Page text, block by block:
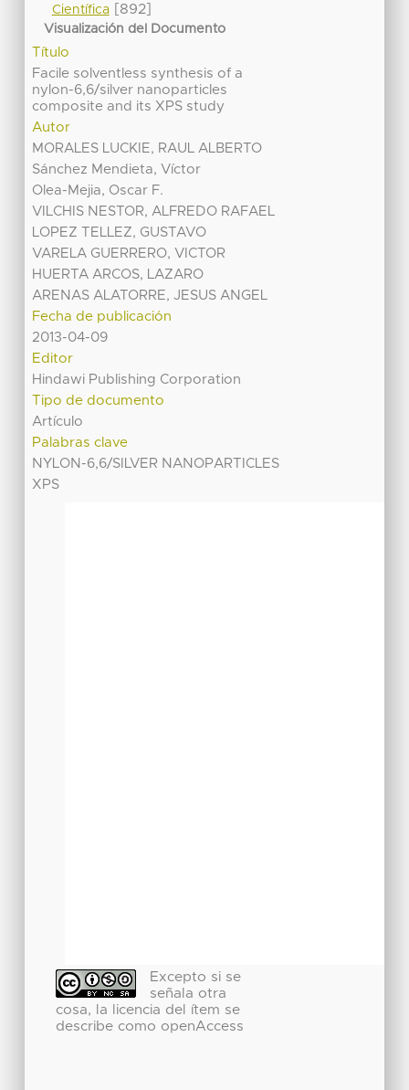
Científica[892]
Visualización del Documento
Título
Facile solventless synthesis of a
nylon-6,6/silver nanoparticles
composite and its XPS study
Autor
MORALES LUCKIE, RAUL ALBERTO
Sánchez Mendieta, Víctor
Olea-Mejia, Oscar F.
VILCHIS NESTOR, ALFREDO RAFAEL
LOPEZ TELLEZ, GUSTAVO
VARELA GUERRERO, VICTOR
HUERTA ARCOS, LAZARO
ARENAS ALATORRE, JESUS ANGEL
Fecha de publicación
2013-04-09
Editor
Hindawi Publishing Corporation
Tipo de documento
Artículo
Palabras clave
NYLON-6,6/SILVER NANOPARTICLES
XPS
Excepto si se
señala otra
cosa, la licencia del ítem se
describe como openAccess